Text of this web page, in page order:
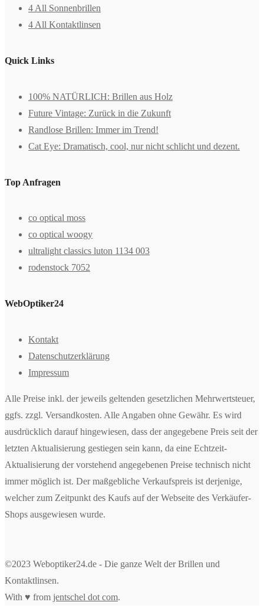
4 All Sonnenbrillen
4 All Kontaktlinsen
Quick Links
100% NATÜRLICH: Brillen aus Holz
Future Vintage: Zurück in die Zukunft
Randlose Brillen: Immer im Trend!
Cat Eye: Dramatisch, cool, nur nicht schlicht und dezent.
Top Anfragen
co optical moss
co optical woogy
ultralight classics luton 1134 003
rodenstock 7052
WebOptiker24
Kontakt
Datenschutzerklärung
Impressum
Alle Preise inkl. der jeweils geltenden gesetzlichen Mehrwertsteuer,
ggfs. zzgl. Versandkosten. Alle Angaben ohne Gewähr. Es wird
ausdrücklich darauf hingewiesen, dass der angegebene Preis seit der
letzten Aktualisierung gestiegen sein kann, da eine Echtzeit-
Aktualisierung der vorstehend angegebenen Preise technisch nicht
immer möglich ist. Der maßgebliche Verkaufspreis ist derjenige,
welcher zum Zeitpunkt des Kaufs auf der Webseite des Verkäufer-
Shops ausgewiesen wurde.
©2023 Weboptiker24.de - Die ganze Welt der Brillen und
Kontaktlinsen.
With ♥ from jentschel dot com.